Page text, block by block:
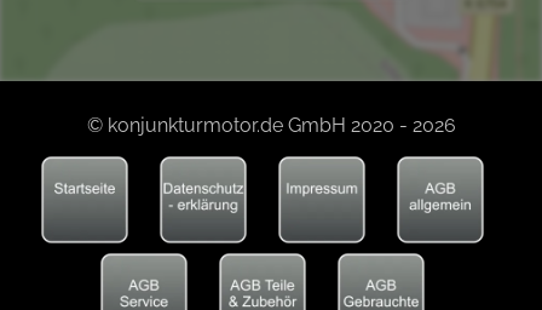
© konjunkturmotor.de GmbH 2020 - 2026